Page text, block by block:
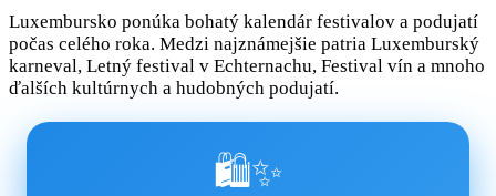
Luxembursko ponúka bohatý kalendár festivalov a podujatí
počas celého roka. Medzi najznámejšie patria Luxemburský
karneval, Letný festival v Echternachu, Festival vín a mnoho
ďalších kultúrnych a hudobných podujatí.
🛍️✨